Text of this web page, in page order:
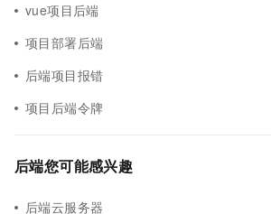
vue项目后端
项目部署后端
后端项目报错
项目后端令牌
后端您可能感兴趣
后端云服务器